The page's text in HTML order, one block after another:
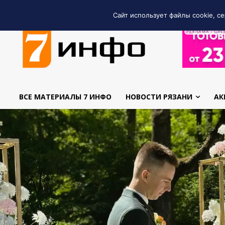
РЕКЛАМА •
ВСЕ МАТЕРИАЛЫ 7 ИНФО НОВОСТИ РЯЗАНИ
Сайт использует файлы cookie,